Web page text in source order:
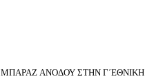
ΜΠΑΡΆΖ ΑΝΌΔΟΥ ΣΤΗΝ Γ΄ΕΘΝΙΚΉ